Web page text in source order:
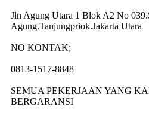
Jln Agung Utara 1 Blok A2 No
Agung.Tanjungpriok.Jakarta Utara
NO KONTAK;
0813-1517-8848
SEMUA PEKERJAAN YANG
BERGARANSI